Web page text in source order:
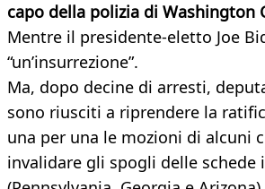
capo della polizia di Washington
Mentre il presidente-eletto Joe
“un’insurrezione”.
Ma, dopo decine di arresti,
sono riusciti a riprendere la
una per una le mozioni di alcuni
invalidare gli spogli delle schede